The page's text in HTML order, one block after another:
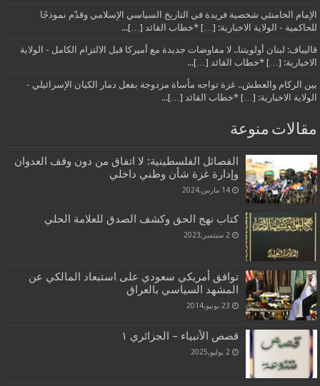
الإمام الخامنئي شخصية فريدة في التاريخ السياسي الإسلامي وقدّم نموذجًا
للحاكمية - الولاية الاخبارية: […] *خطاب القائد […]...
قاليباف: لبنان أولويتنا.. لا مفاوضات جديدة مع أميركا قبل الالتزام الكامل - الولاية
الاخبارية: […] *خطاب القائد […]...
بين الركام والعطش.. غزة تواجه مأساة مزدوجة بفعل دمار الكيان الإسرائيلي -
الولاية الاخبارية: […] *خطاب القائد […]...
مقالات منوعة
الفصائل الفلسطينية: لا اتفاق من دون وقف العدوان
وإدارة غزة شأن وطني داخلي
14 مارس,2024
كتاب نهج الحق وكشف الصدق للعلامة الحلي
2 سبتمبر,2023
توافق أمريكي سعودي على استبعاد المالكي عن
المشهد السياسي بالعراق
23 يونيو,2014
قصص الأنبياء – الجزائري ١
2 يوليو,2025